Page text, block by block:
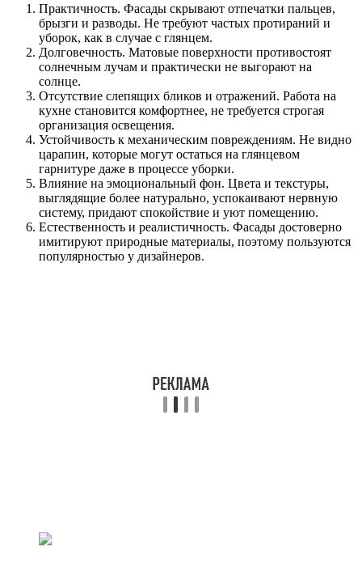
Практичность. Фасады скрывают отпечатки пальцев,
брызги и разводы. Не требуют частых протираний и
уборок, как в случае с глянцем.
Долговечность. Матовые поверхности противостоят
солнечным лучам и практически не выгорают на
солнце.
Отсутствие слепящих бликов и отражений. Работа на
кухне становится комфортнее, не требуется строгая
организация освещения.
Устойчивость к механическим повреждениям. Не видно
царапин, которые могут остаться на глянцевом
гарнитуре даже в процессе уборки.
Влияние на эмоциональный фон. Цвета и текстуры,
выглядящие более натурально, успокаивают нервную
систему, придают спокойствие и уют помещению.
Естественность и реалистичность. Фасады достоверно
имитируют природные материалы, поэтому пользуются
популярностью у дизайнеров.